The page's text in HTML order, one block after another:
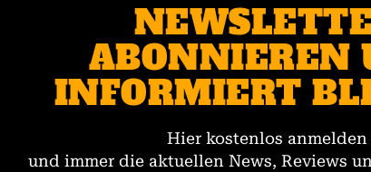
ABONNIEREN
INFORMIERT
Hier kostenlos anmelden
und immer die aktuellen News, Reviews